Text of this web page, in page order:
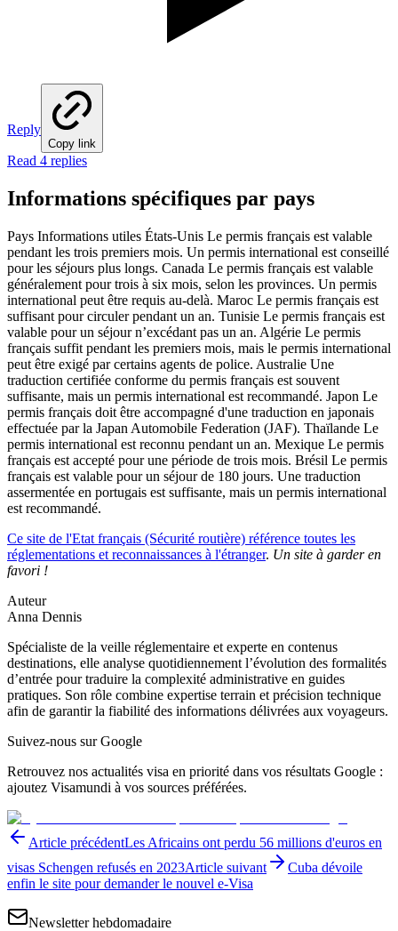
Reply
Copy link
Read 4 replies
Informations spécifiques par pays
Pays Informations utiles États-Unis Le permis français est valable
pendant les trois premiers mois. Un permis international est conseillé
pour les séjours plus longs. Canada Le permis français est valable
généralement pour trois à six mois, selon les provinces. Un permis
international peut être requis au-delà. Maroc Le permis français est
suffisant pour circuler pendant un an. Tunisie Le permis français est
valable pour un séjour n’excédant pas un an. Algérie Le permis
français suffit pendant les premiers mois, mais le permis international
peut être exigé par certains agents de police. Australie Une
traduction certifiée conforme du permis français est souvent
suffisante, mais un permis international est recommandé. Japon Le
permis français doit être accompagné d'une traduction en japonais
effectuée par la Japan Automobile Federation (JAF). Thaïlande Le
permis international est reconnu pendant un an. Mexique Le permis
français est accepté pour une période de trois mois. Brésil Le permis
français est valable pour un séjour de 180 jours. Une traduction
assermentée en portugais est suffisante, mais un permis international
est recommandé.
Ce site de l'Etat français (Sécurité routière) référence toutes les
réglementations et reconnaissances à l'étranger. Un site à garder en
favori !
Auteur
Anna Dennis
Spécialiste de la veille réglementaire et experte en contenus
destinations, elle analyse quotidiennement l’évolution des formalités
d’entrée pour traduire la complexité administrative en guides
pratiques. Son rôle combine expertise terrain et précision technique
afin de garantir la fiabilité des informations délivrées aux voyageurs.
Suivez-nous sur Google
Retrouvez nos actualités visa en priorité dans vos résultats Google :
ajoutez Visamundi à vos sources préférées.
Article précédentLes Africains ont perdu 56 millions d'euros en
visas Schengen refusés en 2023Article suivant
Cuba dévoile
enfin le site pour demander le nouvel e-Visa
Newsletter hebdomadaire